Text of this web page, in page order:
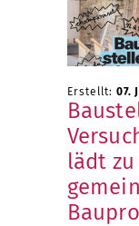
Erstellt: 07.
lädt